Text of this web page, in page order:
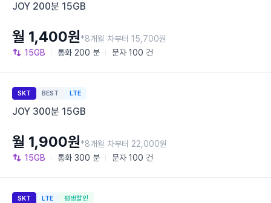
JOY 200분 15GB
15GB 통화 200 분 문자 100 건
월 1,400원*8개월 차부터 15,700원
SKT BEST LTE
JOY 300분 15GB
15GB 통화 300 분 문자 100 건
월 1,900원*8개월 차부터 22,000원
SKT LTE 평생할인